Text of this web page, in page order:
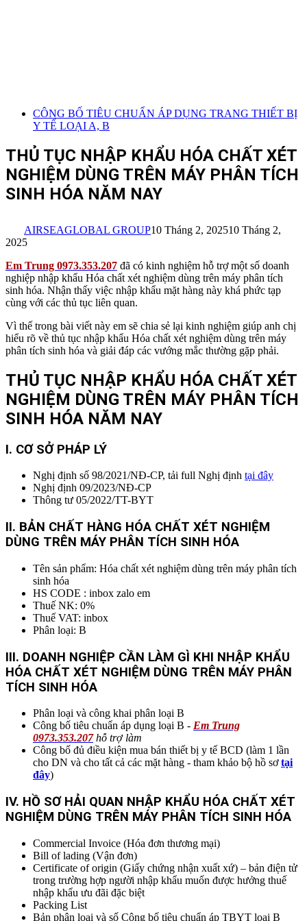
CÔNG BỐ TIÊU CHUẨN ÁP DỤNG TRANG THIẾT BỊ
Y TẾ LOẠI A, B
THỦ TỤC NHẬP KHẨU HÓA CHẤT XÉT
NGHIỆM DÙNG TRÊN MÁY PHÂN TÍCH
SINH HÓA NĂM NAY
AIRSEAGLOBAL GROUP10 Tháng 2, 202510 Tháng 2,
2025
Em Trung 0973.353.207 đã có kinh nghiệm hỗ trợ một số doanh
nghiệp nhập khẩu Hóa chất xét nghiệm dùng trên máy phân tích
sinh hóa. Nhận thấy việc nhập khẩu mặt hàng này khá phức tạp
cùng với các thủ tục liên quan.
Vì thế trong bài viết này em sẽ chia sẻ lại kinh nghiệm giúp anh chị
hiểu rõ về thủ tục nhập khẩu Hóa chất xét nghiệm dùng trên máy
phân tích sinh hóa và giải đáp các vướng mắc thường gặp phải.
THỦ TỤC NHẬP KHẨU HÓA CHẤT XÉT
NGHIỆM DÙNG TRÊN MÁY PHÂN TÍCH
SINH HÓA NĂM NAY
I. CƠ SỞ PHÁP LÝ
Nghị định số 98/2021/NĐ-CP, tải full Nghị định tại đây
Nghị định 09/2023/NĐ-CP
Thông tư 05/2022/TT-BYT
II. BẢN CHẤT HÀNG HÓA CHẤT XÉT NGHIỆM
DÙNG TRÊN MÁY PHÂN TÍCH SINH HÓA
Tên sản phẩm: Hóa chất xét nghiệm dùng trên máy phân tích
sinh hóa
HS CODE : inbox zalo em
Thuế NK: 0%
Thuế VAT: inbox
Phân loại: B
III. DOANH NGHIỆP CẦN LÀM GÌ KHI NHẬP KHẨU
HÓA CHẤT XÉT NGHIỆM DÙNG TRÊN MÁY PHÂN
TÍCH SINH HÓA
Phân loại và công khai phân loại B
Công bố tiêu chuẩn áp dụng loại B - Em Trung
0973.353.207hỗ trợ làm
Công bố đủ điều kiện mua bán thiết bị y tế BCD (làm 1 lần
cho DN và cho tất cả các mặt hàng - tham khảo bộ hồ sơ tại
đây)
IV. HỒ SƠ HẢI QUAN NHẬP KHẨU HÓA CHẤT XÉT
NGHIỆM DÙNG TRÊN MÁY PHÂN TÍCH SINH HÓA
Commercial Invoice (Hóa đơn thương mại)
Bill of lading (Vận đơn)
Certificate of origin (Giấy chứng nhận xuất xứ) – bản điện tử
trong trường hợp người nhập khẩu muốn được hưởng thuế
nhập khẩu ưu đãi đặc biệt
Packing List
Bản phân loại và số Công bố tiêu chuẩn áp TBYT loại B